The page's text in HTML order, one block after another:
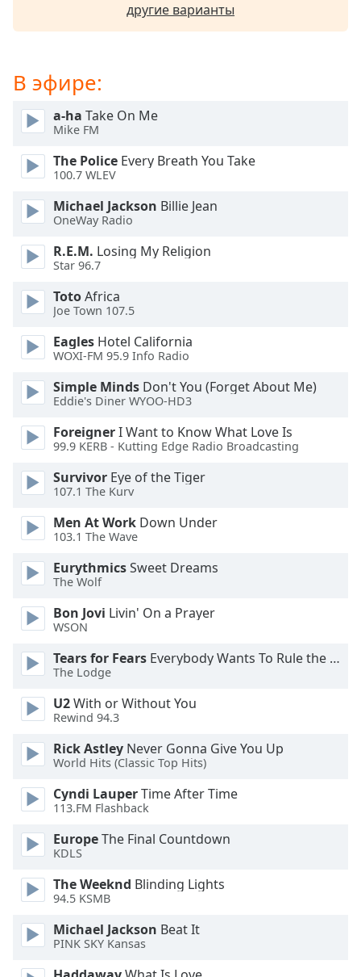
Audio
in-
Fullscreen
This
window.
window.
Escape
cancel
and
close
Text
Color
Opacity
Text
Background
Opacity
Caption
Area
Color
Opacity
Font
Size
Text
Edge
Style
другие варианты
В эфире:
a-ha Take On Me
Mike FM
The Police Every Breath You Take
100.7 WLEV
Michael Jackson Billie Jean
OneWay Radio
R.E.M. Losing My Religion
Star 96.7
TotoAfrica
Joe Town 107.5
Eagles Hotel California
WOXI-FM 95.9 Info Radio
Simple Minds Don't You (Forget About Me)
Eddie's Diner WYOO-HD3
ForeignerI Want to Know What Love Is
99.9 KERB - Kutting Edge Radio Broadcasting
Survivor Eye of the Tiger
107.1 The Kurv
Men At Work Down Under
103.1 The Wave
EurythmicsSweet Dreams
The Wolf
Bon Jovi Livin' On a Prayer
WSON
Tears for Fears Everybody Wants To Rule the World
The Lodge
U2With or Without You
Rewind 94.3
Rick Astley Never Gonna Give You Up
World Hits (Classic Top Hits)
Cyndi LauperTime After Time
113.FM Flashback
EuropeThe Final Countdown
KDLS
The Weeknd Blinding Lights
94.5 KSMB
Michael Jackson Beat It
PINK SKY Kansas